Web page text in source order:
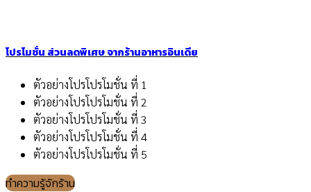
โปรโมชั่น ส่วนลดพิเศษ จากร้านอาหารอินเดีย
ตัวอย่างโปรโปรโมชั่น ที่ 1
ตัวอย่างโปรโปรโมชั่น ที่ 2
ตัวอย่างโปรโปรโมชั่น ที่ 3
ตัวอย่างโปรโปรโมชั่น ที่ 4
ตัวอย่างโปรโปรโมชั่น ที่ 5
ทำความรู้จักร้าน